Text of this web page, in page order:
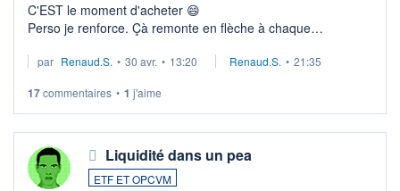
C'EST le moment d'acheter 😄​
Perso je renforce. Çà remonte en flèche à chaque
Investissement long terme tip top pour sa retraite.
par Renaud.S. • 30 avr. • 13:20 Renaud.S. • 21:35
17commentaires • 1 j'aime
Liquidité dans un pea
ETF ET OPCVM